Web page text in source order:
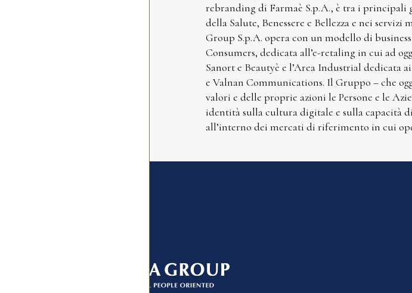
rebranding di Farmaè S.p.A., è tra i
della Salute, Benessere e Bellezza e nei
Group S.p.A. opera con un modello di
Consumers, dedicata all’e-retaling in cui ad
Sanort e Beautyè e l’Area Industrial dedicata
e Valnan Communications. Il Gruppo – che
valori e delle proprie azioni le Persone e le
identità sulla cultura digitale e sulla capacità
all’interno dei mercati di riferimento in cui